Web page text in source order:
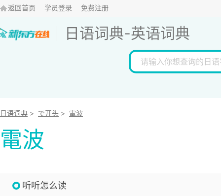
返回首页 学员登录 免费注册
日语词典-英语词典
日语词典 > で开头 > 電波
電波
听听怎么读